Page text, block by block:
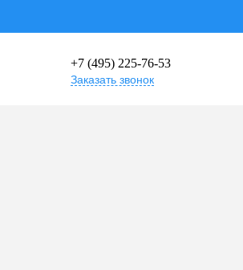
+7 (495) 225-76-53
Заказать звонок